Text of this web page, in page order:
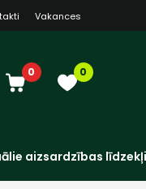
Vakances
0 0
aizsardzības līdzekļi